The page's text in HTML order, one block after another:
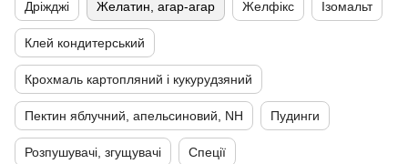
Дріжджі Желатин, агар-агар Желфікс Ізомальт
Клей кондитерський
Крохмаль картопляний і кукурудзяний
Пектин яблучний, апельсиновий, NH Пудинги
Розпушувачі, згущувачі Спеції